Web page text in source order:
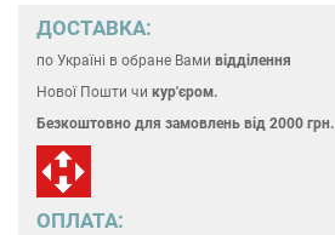
ДОСТАВКА:
по Україні в обране Вами відділення
Нової Пошти чи кур'єром.
Безкоштовно для замовлень від 2000 грн.
ОПЛАТА: